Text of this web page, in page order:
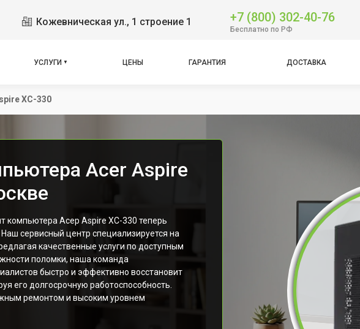
Кожевническая ул., 1 строение 1 +7 (800) 302-40-76
Бесплатно по РФ
УСЛУГИ ЦЕНЫ ГАРАНТИЯ ДОСТАВКА
XC-330
Acer Aspire
компьютера Асер Aspire XC-330 теперь
сервисный центр специализируется на
качественные услуги по доступным
поломки, наша команда
быстро и эффективно восстановит
его долгосрочную работоспособность.
ремонтом и высоким уровнем